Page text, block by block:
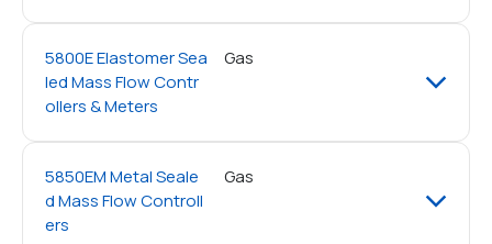
5800E Elastomer Sea
led Mass Flow Contr
ollers & Meters
Gas
5850EM Metal Seale
d Mass Flow Controll
ers
Gas